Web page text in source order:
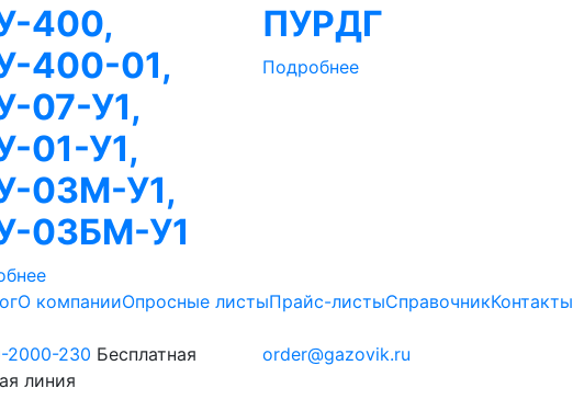
400,
400-01,
07-У1,
01-У1,
03М-У1,
03БМ-У1
ПУРДГ
Подробнее
О компанииОпросные листыПрайс-листыСправочникКонтакты
2000-230 Бесплатная
линия
order@gazovik.ru